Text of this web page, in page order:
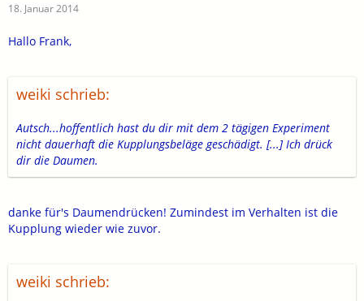
18. Januar 2014
Hallo Frank,
weiki schrieb:
Autsch...hoffentlich hast du dir mit dem 2 tägigen Experiment
nicht dauerhaft die Kupplungsbeläge geschädigt. [...] Ich drück
dir die Daumen.
danke für's Daumendrücken! Zumindest im Verhalten ist die
Kupplung wieder wie zuvor.
weiki schrieb: